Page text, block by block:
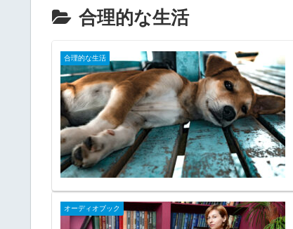
合理的な生活
合理的な生活
オーディオブック